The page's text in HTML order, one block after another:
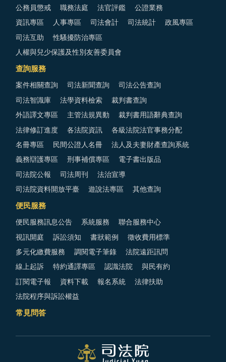
公務員懲戒 職務法庭 法官評鑑 公證業務
資訊專區 人事專區 司法會計 司法統計 政風專區
司法互助 性騷擾防治專區
人權與兒少保護及性別友善委員會
查詢服務
案件相關查詢 司法新聞查詢 司法公告查詢
司法智識庫 法學資料檢索 裁判書查詢
外語譯文專區 主管法規異動 裁判書用語辭典查詢
法律修訂進度 各法院資訊 各級法院法官事務分配
名冊專區 民間公證人名冊 法人及夫妻財產查詢系統
義務辯護專區 刑事補償專區 電子書出版品
司法院公報 司法周刊 法治宣導
司法院資料開放平臺 遊說法專區 其他查詢
便民服務
便民服務訊息公告 系統服務 聯合服務中心
視訊開庭 訴訟須知 書狀範例 徵收費用標準
多元化繳費服務 調閱電子筆錄 法院遠距訊問
線上起訴 特約通譯專區 認識法院 與民有約
訂閱電子報 資料下載 報名系統 法律扶助
法院程序與訴訟權益
常見問答